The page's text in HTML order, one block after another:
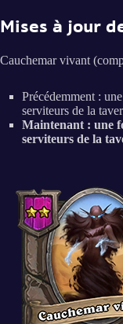
Mises à jour
Cauchemar vivant
Précédemment :
serviteurs de la
Maintenant : une
serviteurs de la